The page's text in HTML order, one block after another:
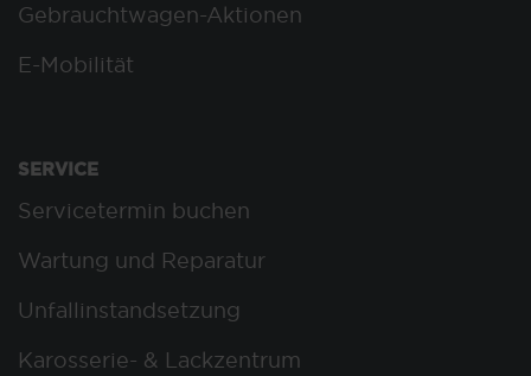
Gebrauchtwagen-Aktionen
E-Mobilität
SERVICE
Servicetermin buchen
Wartung und Reparatur
Unfallinstandsetzung
Karosserie- & Lackzentrum